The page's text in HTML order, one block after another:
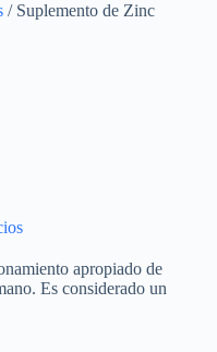
/ Suplemento de Zinc
apropiado de
Es considerado un